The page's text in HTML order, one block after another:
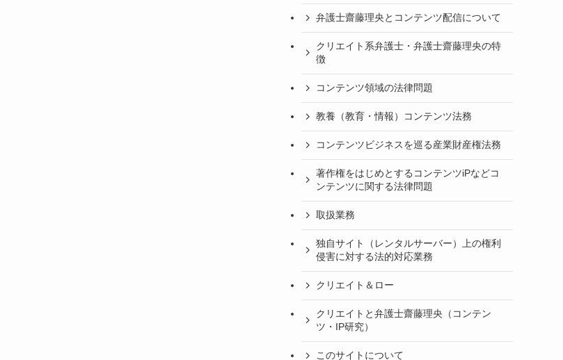
弁護士齋藤理央とコンテンツ配信について
クリエイト系弁護士・弁護士齋藤理央の特
徴
コンテンツ領域の法律問題
教養（教育・情報）コンテンツ法務
コンテンツビジネスを巡る産業財産権法務
著作権をはじめとするコンテンツiPなどコ
ンテンツに関する法律問題
取扱業務
独自サイト（レンタルサーバー）上の権利
侵害に対する法的対応業務
クリエイト＆ロー
クリエイトと弁護士齋藤理央（コンテン
ツ・IP研究）
このサイトについて